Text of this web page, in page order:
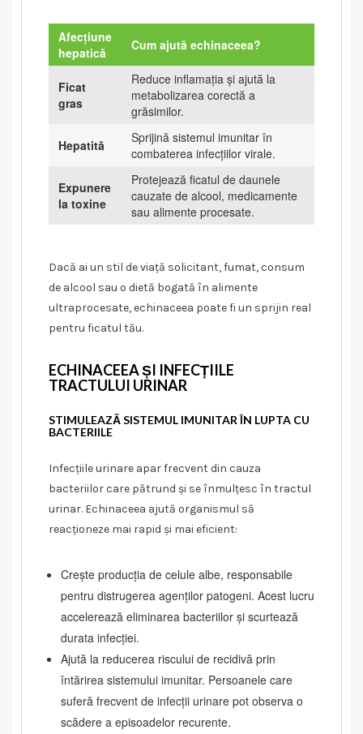
Afecțiune
hepatică
Cum ajută echinaceea?
Ficat
gras
Reduce inflamația și ajută la
metabolizarea corectă a
grăsimilor.
Hepatită
Sprijină sistemul imunitar în
combaterea infecțiilor virale.
Expunere
la toxine
Protejează ficatul de daunele
cauzate de alcool, medicamente
sau alimente procesate.
Dacă ai un stil de viață solicitant, fumat, consum
de alcool sau o dietă bogată în alimente
ultraprocesate, echinaceea poate fi un sprijin real
pentru ficatul tău.
ECHINACEEA ȘI INFECȚIILE
TRACTULUI URINAR
STIMULEAZĂ SISTEMUL IMUNITAR ÎN LUPTA CU
BACTERIILE
Infecțiile urinare apar frecvent din cauza
bacteriilor care pătrund și se înmulțesc în tractul
urinar. Echinaceea ajută organismul să
reacționeze mai rapid și mai eficient:
Crește producția de celule albe, responsabile
pentru distrugerea agenților patogeni. Acest lucru
accelerează eliminarea bacteriilor și scurtează
durata infecției.
Ajută la reducerea riscului de recidivă prin
întărirea sistemului imunitar. Persoanele care
suferă frecvent de infecții urinare pot observa o
scădere a episoadelor recurente.